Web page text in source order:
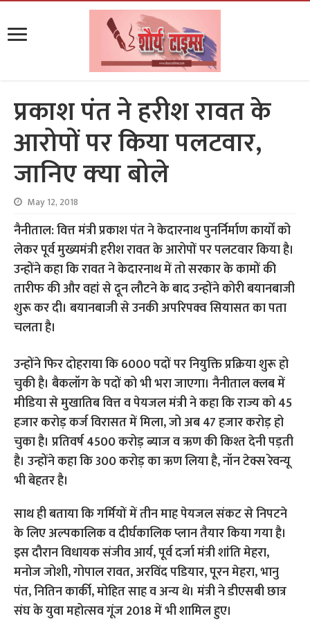
प्रकाश पंत ने हरीश रावत के
आरोपों पर किया पलटवार,
जानिए क्‍या बोले
May 12, 2018
नैनीताल: वित्त मंत्री प्रकाश पंत ने केदारनाथ पुनर्निर्माण कार्यों को
लेकर पूर्व मुख्यमंत्री हरीश रावत के आरोपों पर पलटवार किया है।
उन्होंने कहा कि रावत ने केदारनाथ में तो सरकार के कामों की
तारीफ की और वहां से दून लौटने के बाद उन्होंने कोरी बयानबाजी
शुरू कर दी। बयानबाजी से उनकी अपरिपक्व सियासत का पता
चलता है।
उन्होंने फिर दोहराया कि 6000 पदों पर नियुक्ति प्रक्रिया शुरू हो
चुकी है। बैकलॉग के पदों को भी भरा जाएगा।नैनीताल क्लब में
मीडिया से मुखातिब वित्त व पेयजल मंत्री ने कहा कि राज्य को 45
हजार करोड़ कर्ज विरासत में मिला, जो अब 47 हजार करोड़ हो
चुका है। प्रतिवर्ष 4500 करोड़ ब्याज व ऋण की किश्त देनी पड़ती
है। उन्होंने कहा कि 300 करोड़ का ऋण लिया है, नॉन टेक्स रेवन्यू
भी बेहतर है।
साथ ही बताया कि गर्मियों में तीन माह पेयजल संकट से निपटने
के लिए अल्पकालिक व दीर्घकालिक प्लान तैयार किया गया है।
इस दौरान विधायक संजीव आर्य, पूर्व दर्जा मंत्री शांति मेहरा,
मनोज जोशी, गोपाल रावत, अरविंद पडियार, पूरन मेहरा, भानु
पंत, नितिन कार्की, मोहित साह व अन्य थे। मंत्री ने डीएसबी छात्र
संघ के युवा महोत्सव गूंज 2018 में भी शामिल हुए।